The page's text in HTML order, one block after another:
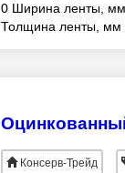
0 Ширина ленты, мм
Толщина ленты, мм
Консерв-Трейд